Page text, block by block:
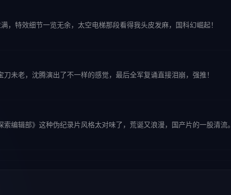
，特效细节一览无余，太空电梯那段看得我头皮发麻，国科幻崛起！
刀未老，沈腾演出了不一样的感觉，最后全军复诵直接泪崩，强推！
编辑部》这种伪纪录片风格太对味了，荒诞又浪漫，国产片的一股清流。